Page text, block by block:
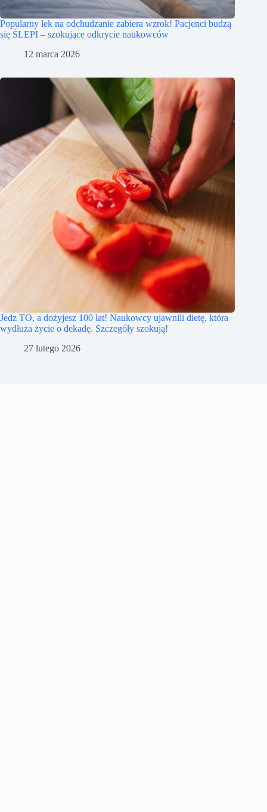
Popularny lek na odchudzanie zabiera wzrok! Pacjenci budzą
się ŚLEPI – szokujące odkrycie naukowców
12 marca 2026
Jedz TO, a dożyjesz 100 lat! Naukowcy ujawnili dietę, która
wydłuża życie o dekadę. Szczegóły szokują!
27 lutego 2026